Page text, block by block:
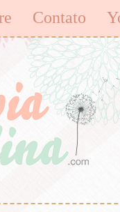
Contato